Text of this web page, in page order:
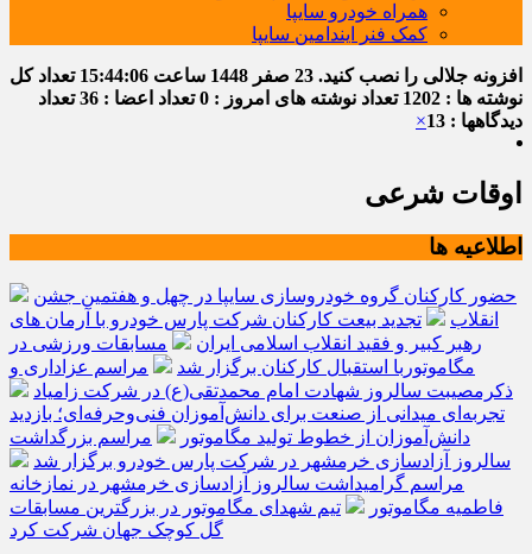
همراه خودرو سایپا
کمک فنر ایندامین سایپا
افزونه جلالی را نصب کنید. 23 صفر 1448 ساعت 15:44:07 تعداد کل
نوشته ها : 1202
تعداد نوشته های امروز : 0 تعداد اعضا : 36
تعداد
دیدگاهها : 13
×
اوقات شرعی
اطلاعیه ها
حضور کارکنان گروه خودروسازی سایپا در چهل و هفتمین جشن
انقلاب
تجدید بیعت کارکنان شرکت پارس خودرو با آرمان های
رهبر کبیر و فقید انقلاب اسلامی ایران
مسابقات ورزشی در
مگاموتوربا استقبال کارکنان برگزار شد
مراسم عزاداری و
ذکرمصیبت سالروز شهادت امام محمدتقی(ع) در شرکت زامیاد
تجربه‌ای میدانی از صنعت برای دانش‌آموزان فنی‌وحرفه‌ای؛ بازدید
دانش‌آموزان از خطوط تولید مگاموتور
مراسم بزرگداشت
سالروز آزادسازی خرمشهر در شرکت پارس خودرو برگزار شد
مراسم گرامیداشت سالروز آزادسازی خرمشهر در نمازخانه
فاطمیه مگاموتور
تیم شهدای مگاموتور در بزرگترین مسابقات
گل کوچک جهان شرکت کرد